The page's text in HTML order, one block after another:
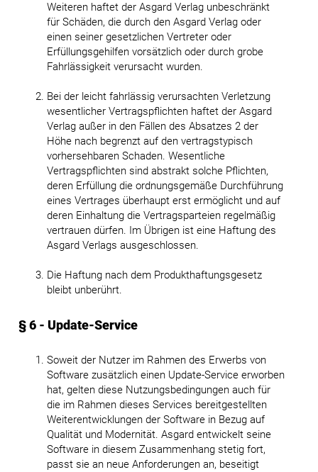
Weiteren haftet der Asgard Verlag unbeschränkt
für Schäden, die durch den Asgard Verlag oder
einen seiner gesetzlichen Vertreter oder
Erfüllungsgehilfen vorsätzlich oder durch grobe
Fahrlässigkeit verursacht wurden.
Bei der leicht fahrlässig verursachten Verletzung
wesentlicher Vertragspflichten haftet der Asgard
Verlag außer in den Fällen des Absatzes 2 der
Höhe nach begrenzt auf den vertragstypisch
vorhersehbaren Schaden. Wesentliche
Vertragspflichten sind abstrakt solche Pflichten,
deren Erfüllung die ordnungsgemäße Durchführung
eines Vertrages überhaupt erst ermöglicht und auf
deren Einhaltung die Vertragsparteien regelmäßig
vertrauen dürfen. Im Übrigen ist eine Haftung des
Asgard Verlags ausgeschlossen.
Die Haftung nach dem Produkthaftungsgesetz
bleibt unberührt.
§ 6 - Update-Service
Soweit der Nutzer im Rahmen des Erwerbs von
Software zusätzlich einen Update-Service erworben
hat, gelten diese Nutzungsbedingungen auch für
die im Rahmen dieses Services bereitgestellten
Weiterentwicklungen der Software in Bezug auf
Qualität und Modernität. Asgard entwickelt seine
Software in diesem Zusammenhang stetig fort,
passt sie an neue Anforderungen an, beseitigt